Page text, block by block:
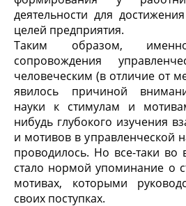
деятельности для
целей предприятия.
Таким образом,
сопровождения
человеческим (в отличие от
явилось причиной
науки к стимулам и
нибудь глубокого изучения
и мотивов в управленческой
проводилось. Но все-таки во
стало нормой упоминание о
мотивах, которыми
своих поступках.